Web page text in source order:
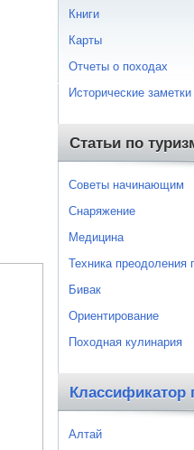
Книги
Карты
Отчеты о походах
Исторические заметки
Статьи по
Советы начинающим
Снаряжение
Медицина
Техника преодоления
Бивак
Ориентирование
Походная кулинария
Классификатор
Алтай